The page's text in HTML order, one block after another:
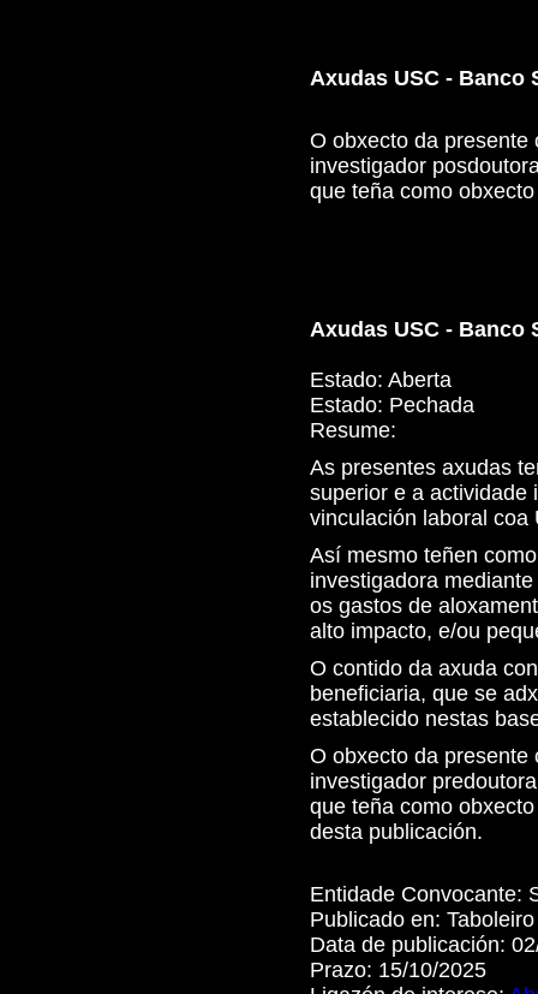
Axudas USC - Banco
O obxecto da presente
investigador
que teña como
Axudas USC - Banco
Estado: Aberta
Estado: Pechada
Resume:
As presentes axudas
superior e a actividade
vinculación laboral coa
Así mesmo teñen
investigadora
os gastos de
alto impacto, e/ou
O contido da axuda
beneficiaria, que se
establecido nestas
O obxecto da presente
investigador
que teña como
desta publicación.
Entidade Convocante:
Publicado en:
Data de publicación:
Prazo: 15/10/2025